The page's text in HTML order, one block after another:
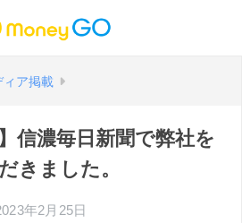
ィア掲載
信濃毎日新聞で弊社を
きました。
年2月25日